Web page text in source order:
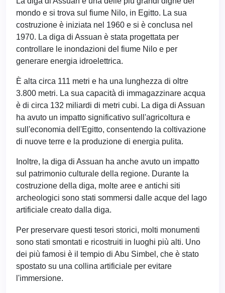
mondo e si trova sul fiume Nilo, in Egitto. La sua
costruzione è iniziata nel 1960 e si è conclusa nel
1970. La diga di Assuan è stata progettata per
controllare le inondazioni del fiume Nilo e per
generare energia idroelettrica.
È alta circa 111 metri e ha una lunghezza di oltre
3.800 metri. La sua capacità di immagazzinare acqua
è di circa 132 miliardi di metri cubi. La diga di Assuan
ha avuto un impatto significativo sull'agricoltura e
sull'economia dell'Egitto, consentendo la coltivazione
di nuove terre e la produzione di energia pulita.
Inoltre, la diga di Assuan ha anche avuto un impatto
sul patrimonio culturale della regione. Durante la
costruzione della diga, molte aree e antichi siti
archeologici sono stati sommersi dalle acque del lago
artificiale creato dalla diga.
Per preservare questi tesori storici, molti monumenti
sono stati smontati e ricostruiti in luoghi più alti. Uno
dei più famosi è il tempio di Abu Simbel, che è stato
spostato su una collina artificiale per evitare
l'immersione.